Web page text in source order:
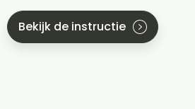
Bekijk de instructie